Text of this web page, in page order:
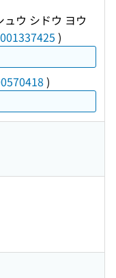
ュウ シドウ ヨウ
001337425 )
)